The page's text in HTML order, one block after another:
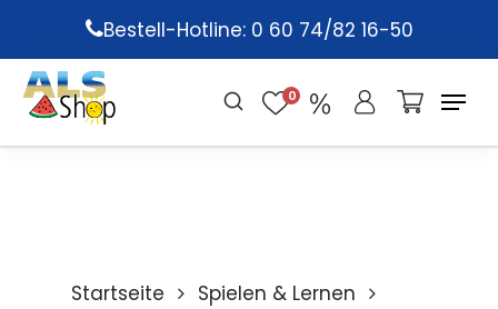
main
content
Bestell-Hotline: 0 60 74/82 16-50
0
Startseite
Spielen & Lernen